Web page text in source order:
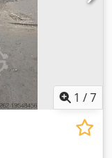
1 /7